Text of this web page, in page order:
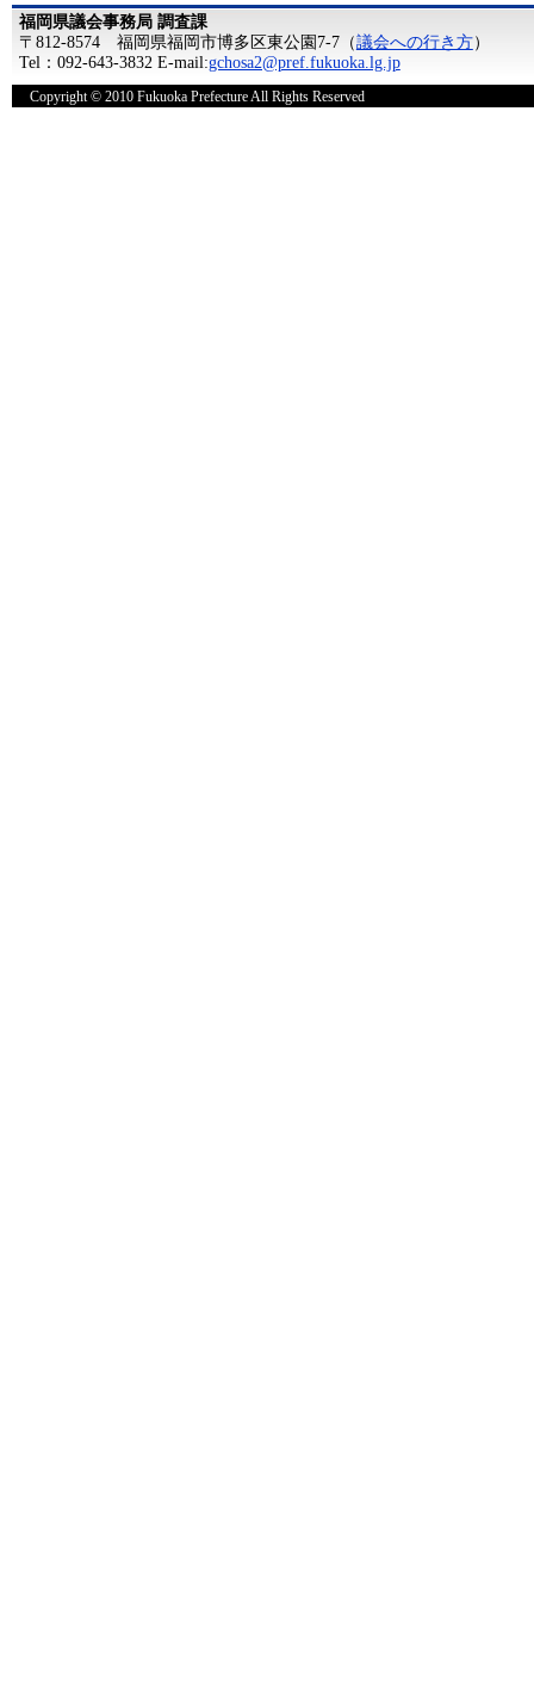
福岡県議会事務局 調査課
〒812-8574 福岡県福岡市博多区東公園7-7（議会への行き方）
Tel：092-643-3832 E-mail:gchosa2@pref.fukuoka.lg.jp
Copyright © 2010 Fukuoka Prefecture All Rights Reserved